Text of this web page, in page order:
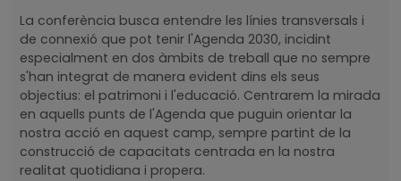
La conferència busca entendre les línies transversals i
de connexió que pot tenir l'Agenda 2030, incidint
especialment en dos àmbits de treball que no sempre
s'han integrat de manera evident dins els seus
objectius: el patrimoni i l'educació. Centrarem la mirada
en aquells punts de l'Agenda que puguin orientar la
nostra acció en aquest camp, sempre partint de la
construcció de capacitats centrada en la nostra
realitat quotidiana i propera.